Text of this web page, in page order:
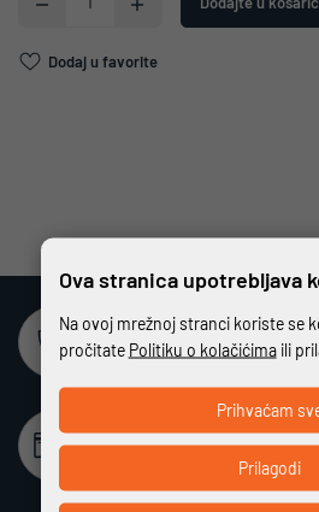
Dodaj u favorite
Sigurna online kupovina
Potpuno zaštićeno i sigurno
Beskamatno plaćanje
Različiti način plaćanja na rate bez
Ova stranica upotrebljava
Na ovoj mrežnoj stranci koriste se
pročitate Politiku o kolačićimaili
Prilagodi
Prihvaćam